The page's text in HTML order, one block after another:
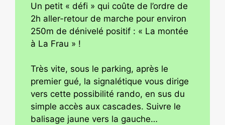
Un petit « défi » qui coûte de l’ordre de
2h aller-retour de marche pour environ
250m de dénivelé positif : « La montée
à La Frau » !
Très vite, sous le parking, après le
premier gué, la signalétique vous dirige
vers cette possibilité rando, en sus du
simple accès aux cascades. Suivre le
balisage jaune vers la gauche…